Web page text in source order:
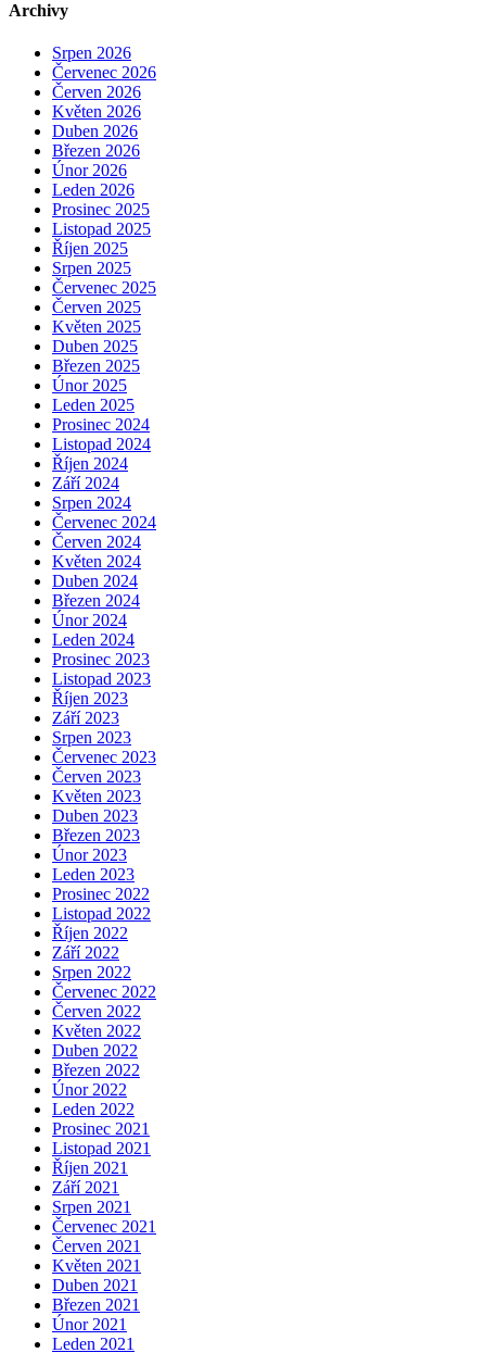
Archivy
Srpen 2026
Červenec 2026
Červen 2026
Květen 2026
Duben 2026
Březen 2026
Únor 2026
Leden 2026
Prosinec 2025
Listopad 2025
Říjen 2025
Srpen 2025
Červenec 2025
Červen 2025
Květen 2025
Duben 2025
Březen 2025
Únor 2025
Leden 2025
Prosinec 2024
Listopad 2024
Říjen 2024
Září 2024
Srpen 2024
Červenec 2024
Červen 2024
Květen 2024
Duben 2024
Březen 2024
Únor 2024
Leden 2024
Prosinec 2023
Listopad 2023
Říjen 2023
Září 2023
Srpen 2023
Červenec 2023
Červen 2023
Květen 2023
Duben 2023
Březen 2023
Únor 2023
Leden 2023
Prosinec 2022
Listopad 2022
Říjen 2022
Září 2022
Srpen 2022
Červenec 2022
Červen 2022
Květen 2022
Duben 2022
Březen 2022
Únor 2022
Leden 2022
Prosinec 2021
Listopad 2021
Říjen 2021
Září 2021
Srpen 2021
Červenec 2021
Červen 2021
Květen 2021
Duben 2021
Březen 2021
Únor 2021
Leden 2021